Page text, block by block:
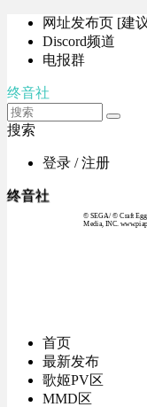
网址发布页 [建
Discord频道
电报群
终音社
搜索
登录 / 注册
终音社
© SEGA / © Craft
Media, INC.
首页
最新发布
歌姬PV区
MMD区